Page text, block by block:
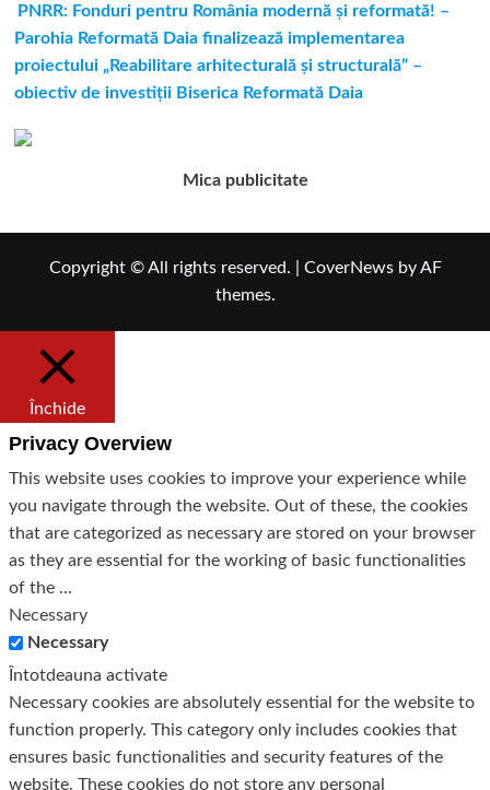
PNRR: Fonduri pentru România modernă și reformată! –
Parohia Reformată Daia finalizează implementarea
proiectului „Reabilitare arhitecturală și structurală” –
obiectiv de investiții Biserica Reformată Daia
Mica publicitate
Copyright © All rights reserved. CoverNewsby AF
themes.
Închide
Privacy Overview
This website uses cookies to improve your experience while
you navigate through the website. Out of these, the cookies
that are categorized as necessary are stored on your browser
as they are essential for the working of basic functionalities
of the ...
Necessary
Necessary
Întotdeauna activate
Necessary cookies are absolutely essential for the website to
function properly. This category only includes cookies that
ensures basic functionalities and security features of the
website. These cookies do not store any personal